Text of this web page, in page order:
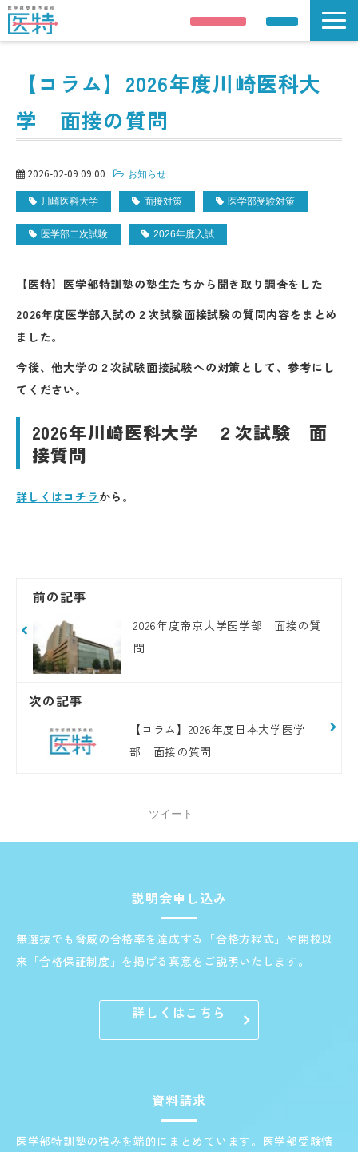
説明会申し込み 資料請求
解答速報
講師紹介
合格実績
医学部受験情報
コース案内
校舎 / 寮のご案内
【コラム】2026年度川崎医科大
学 面接の質問
2026-02-09 09:00 お知らせ
川崎医科大学 面接対策 医学部受験対策
医学部二次試験 2026年度入試
【医特】医学部特訓塾の塾生たちから聞き取り調査をした
2026年度医学部入試の２次試験面接試験の質問内容をまとめ
ました。
今後、他大学の２次試験面接試験への対策として、参考にし
てください。
2026年川崎医科大学 ２次試験 面
接質問
詳しくはコチラ から。
前の記事
2026年度帝京大学医学部 面接の質
問
次の記事
【コラム】2026年度日本大学医学
部 面接の質問
ツイート
説明会申し込み
無選抜でも脅威の合格率を達成する「合格方程式」や開校以
来「合格保証制度」を掲げる真意をご説明いたします。
詳しくはこちら
資料請求
医学部特訓塾の強みを端的にまとめています。医学部受験情